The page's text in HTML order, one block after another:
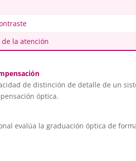
la atención
de distinción de detalle de un
óptica.
evalúa la graduación óptica de